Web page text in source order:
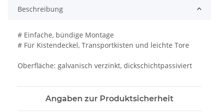
Beschreibung
# Einfache, bündige Montage
# Für Kistendeckel, Transportkisten und leichte Tore
Oberfläche: galvanisch verzinkt, dickschichtpassiviert
Angaben zur Produktsicherheit